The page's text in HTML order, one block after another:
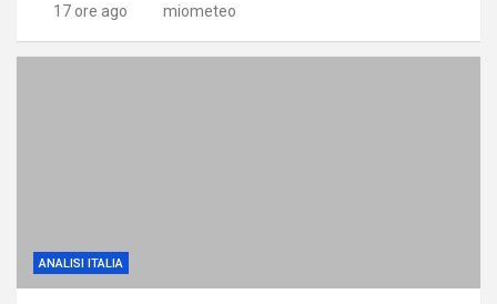
17 ore ago miometeo
ANALISI ITALIA